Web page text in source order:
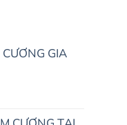
GIA